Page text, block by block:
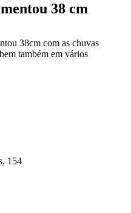
38 cm
38cm com as chuvas
também em vários
154